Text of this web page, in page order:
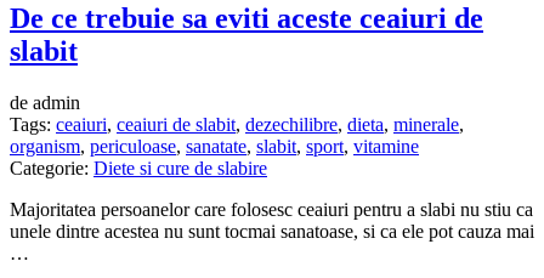
De ce trebuie sa eviti aceste ceaiuri de
slabit
de admin
Tags: ceaiuri, ceaiuri de slabit, dezechilibre, dieta, minerale,
organism, periculoase, sanatate, slabit, sport, vitamine
Categorie: Diete si cure de slabire
Majoritatea persoanelor care folosesc ceaiuri pentru a slabi nu stiu ca
unele dintre acestea nu sunt tocmai sanatoase, si ca ele pot cauza mai
…